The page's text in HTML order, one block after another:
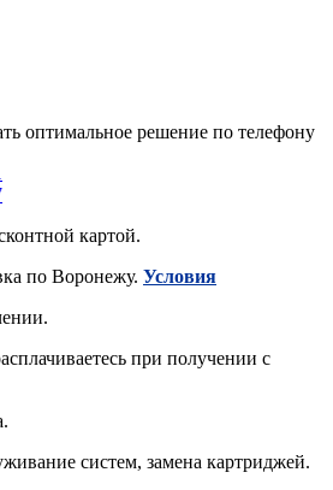
оптимальное решение по телефону
картой.
по Воронежу. Условия
при получении с
систем, замена картриджей.